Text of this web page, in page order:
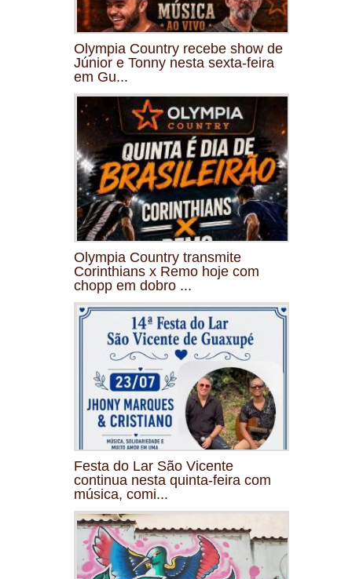
Olympia Country recebe show de
Júnior e Tonny nesta sexta-feira
em Gu...
Olympia Country transmite
Corinthians x Remo hoje com
chopp em dobro ...
Festa do Lar São Vicente
continua nesta quinta-feira com
música, comi...